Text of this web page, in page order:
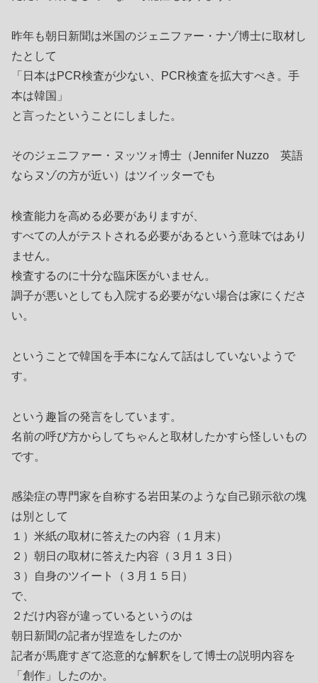
昨年も朝日新聞は米国のジェニファー・ナゾ博士に取材し
たとして
「日本はPCR検査が少ない、PCR検査を拡大すべき。手
本は韓国」
と言ったということにしました。
そのジェニファー・ヌッツォ博士（Jennifer Nuzzo 英語
ならヌゾの方が近い）はツイッターでも
検査能力を高める必要がありますが、
すべての人がテストされる必要があるという意味ではあり
ません。
検査するのに十分な臨床医がいません。
調子が悪いとしても入院する必要がない場合は家にくださ
い。
ということで韓国を手本になんて話はしていないようで
す。
という趣旨の発言をしています。
名前の呼び方からしてちゃんと取材したかすら怪しいもの
です。
感染症の専門家を自称する岩田某のような自己顕示欲の塊
は別として
１）米紙の取材に答えたの内容（１月末）
２）朝日の取材に答えた内容（３月１３日）
３）自身のツイート（３月１５日）
で、
２だけ内容が違っているというのは
朝日新聞の記者が捏造をしたのか
記者が馬鹿すぎて恣意的な解釈をして博士の説明内容を
「創作」したのか。